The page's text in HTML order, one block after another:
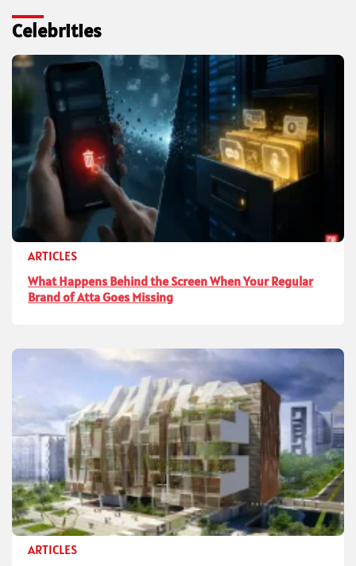
Celebrities
ARTICLES
What Happens Behind the Screen When Your Regular
Brand of Atta Goes Missing
ARTICLES